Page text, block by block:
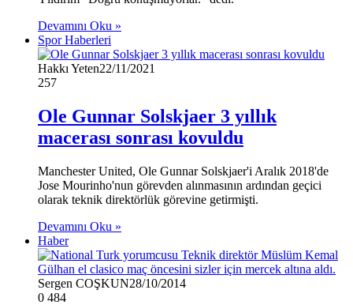
Devamını Oku »
Spor Haberleri
Hakkı Yeten22/11/2021
257
Ole Gunnar Solskjaer 3 yıllık
macerası sonrası kovuldu
Manchester United, Ole Gunnar Solskjaer'i Aralık 2018'de
Jose Mourinho'nun görevden alınmasının ardından geçici
olarak teknik direktörlük görevine getirmişti.
Devamını Oku »
Haber
Sergen COŞKUN28/10/2014
0 484